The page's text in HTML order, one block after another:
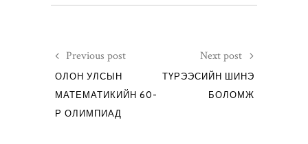
Previous post
ОЛОН УЛСЫН
МАТЕМАТИКИЙН 60-
Р ОЛИМПИАД
Next post
ТҮРЭЭСИЙН ШИНЭ
БОЛОМЖ